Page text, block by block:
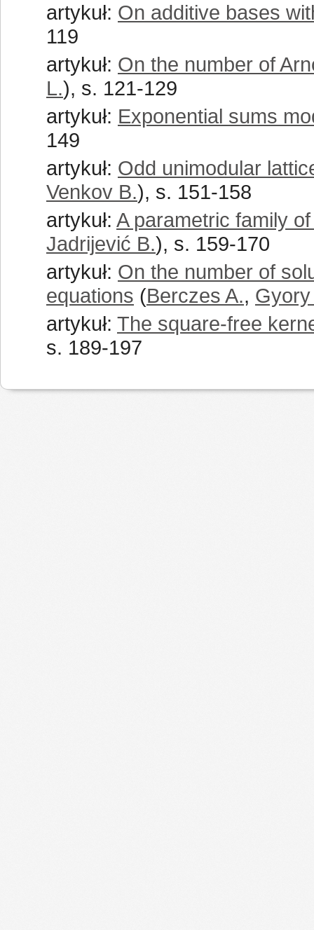
artykuł: On additive bases
119
artykuł: On the number of
L.), s. 121-129
artykuł: Exponential sums
149
artykuł: Odd unimodular
Venkov B.), s. 151-158
artykuł: A parametric family
Jadrijević B.), s. 159-170
artykuł: On the number of
equations (Berczes A.,
artykuł: The square-free
s. 189-197